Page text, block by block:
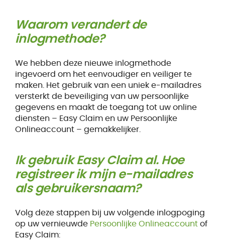
Waarom verandert de
inlogmethode?
We hebben deze nieuwe inlogmethode
ingevoerd om het eenvoudiger en veiliger te
maken. Het gebruik van een uniek e-mailadres
versterkt de beveiliging van uw persoonlijke
gegevens en maakt de toegang tot uw online
diensten – Easy Claim en uw Persoonlijke
Onlineaccount – gemakkelijker.
Ik gebruik Easy Claim al. Hoe
registreer ik mijn e-mailadres
als gebruikersnaam?
Volg deze stappen bij uw volgende inlogpoging
op uw vernieuwde Persoonlijke Onlineaccountof
Easy Claim: